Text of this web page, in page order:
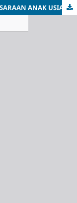
MENGEMBANGKAN KEMAMPUAN KEAKSARAAN ANAK USIA DINI MELALUI PEMANFAATAN MEDIA BAHAN ALAM DI RA NURUL HUDA